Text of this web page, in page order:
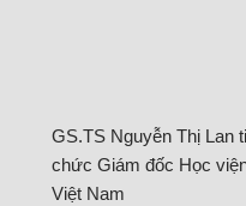
GS.TS Nguyễn Thị Lan
chức Giám đốc Học
Việt Nam